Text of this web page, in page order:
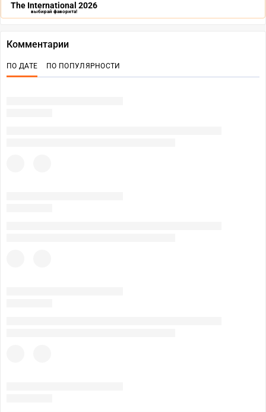
The International 2026
выбирай фаворита!
Комментарии
ПО ДАТЕ ПО ПОПУЛЯРНОСТИ